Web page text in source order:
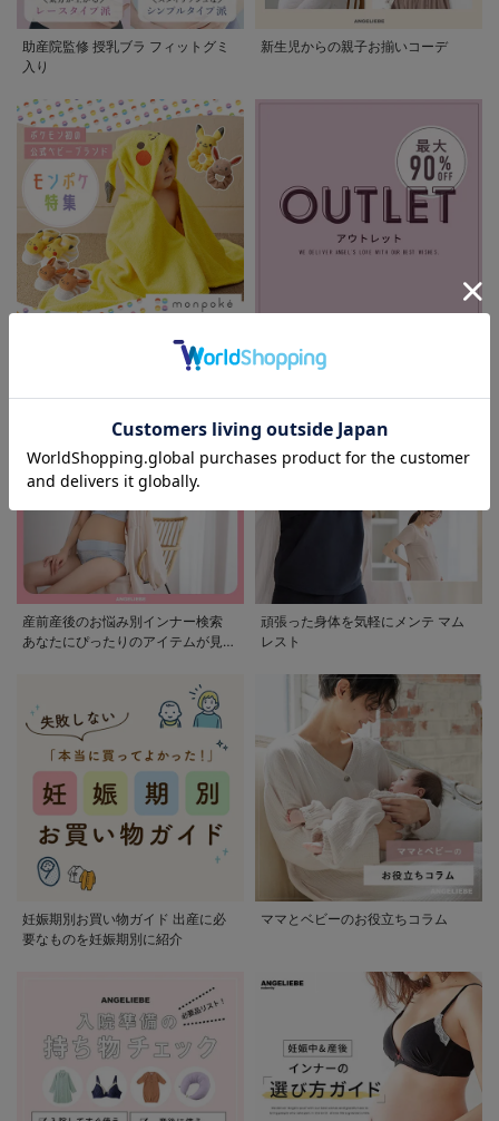
助産院監修 授乳ブラ フィットグミ
入り
新生児からの親子お揃いコーデ
産前産後のお悩み別インナー検索
あなたにぴったりのアイテムが見つ
頑張った身体を気軽にメンテ マム
レスト
妊娠期別お買い物ガイド 出産に必
要なものを妊娠期別に紹介
ママとベビーのお役立ちコラム